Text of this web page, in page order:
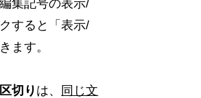
集記号の表示/
すると「表示/
ます。
切り は、
同じ文